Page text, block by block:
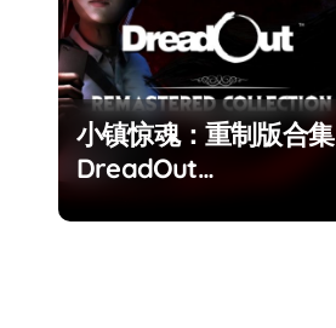
小镇惊魂：重制版合集
DreadOut
Remastered